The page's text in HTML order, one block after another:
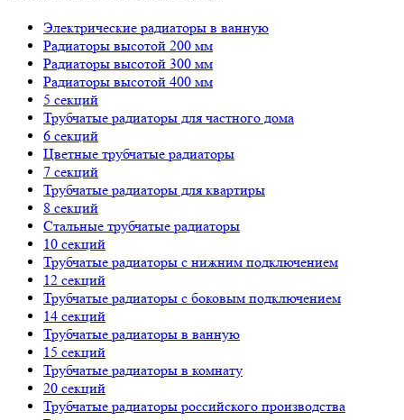
Электрические радиаторы в ванную
Радиаторы высотой 200 мм
Радиаторы высотой 300 мм
Радиаторы высотой 400 мм
5 секций
Трубчатые радиаторы для частного дома
6 секций
Цветные трубчатые радиаторы
7 секций
Трубчатые радиаторы для квартиры
8 секций
Стальные трубчатые радиаторы
10 секций
Трубчатые радиаторы с нижним подключением
12 секций
Трубчатые радиаторы с боковым подключением
14 секций
Трубчатые радиаторы в ванную
15 секций
Трубчатые радиаторы в комнату
20 секций
Трубчатые радиаторы российского производства